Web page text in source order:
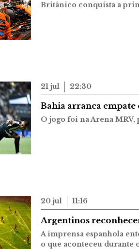
Britânico conquista a
21 jul 22:30
Bahia arranca
O jogo foi na Arena MRV,
20 jul 11:16
Argentinos
A imprensa espanhola
o que aconteceu durante